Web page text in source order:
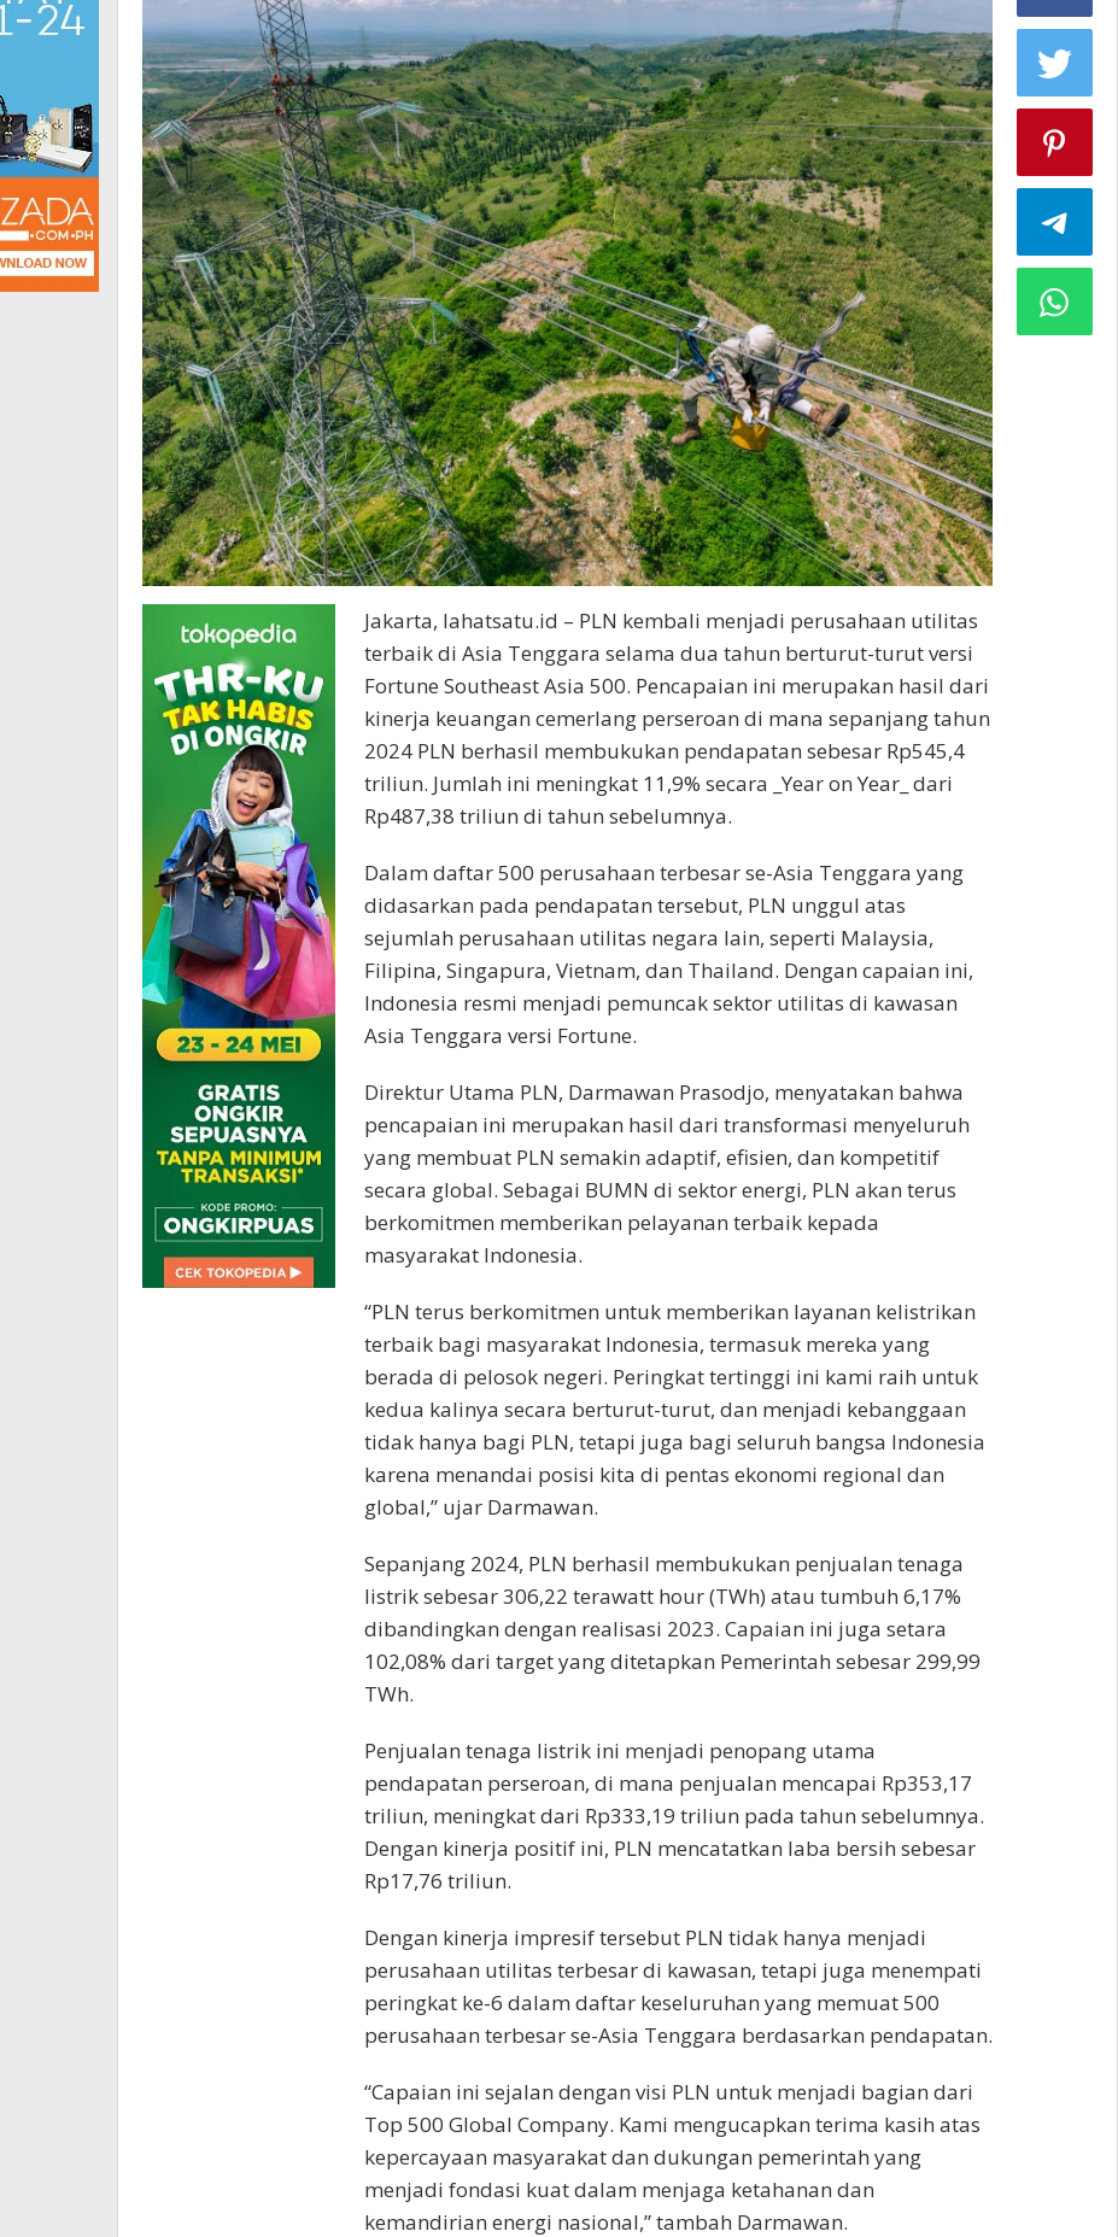
Jakarta, lahatsatu.id – PLN kembali menjadi perusahaan utilitas
terbaik di Asia Tenggara selama dua tahun berturut-turut versi
Fortune Southeast Asia 500. Pencapaian ini merupakan hasil dari
kinerja keuangan cemerlang perseroan di mana sepanjang tahun
2024 PLN berhasil membukukan pendapatan sebesar Rp545,4
triliun. Jumlah ini meningkat 11,9% secara _Year on Year_ dari
Rp487,38 triliun di tahun sebelumnya.
Dalam daftar 500 perusahaan terbesar se-Asia Tenggara yang
didasarkan pada pendapatan tersebut, PLN unggul atas
sejumlah perusahaan utilitas negara lain, seperti Malaysia,
Filipina, Singapura, Vietnam, dan Thailand. Dengan capaian ini,
Indonesia resmi menjadi pemuncak sektor utilitas di kawasan
Asia Tenggara versi Fortune.
Direktur Utama PLN, Darmawan Prasodjo, menyatakan bahwa
pencapaian ini merupakan hasil dari transformasi menyeluruh
yang membuat PLN semakin adaptif, efisien, dan kompetitif
secara global. Sebagai BUMN di sektor energi, PLN akan terus
berkomitmen memberikan pelayanan terbaik kepada
masyarakat Indonesia.
“PLN terus berkomitmen untuk memberikan layanan kelistrikan
terbaik bagi masyarakat Indonesia, termasuk mereka yang
berada di pelosok negeri. Peringkat tertinggi ini kami raih untuk
kedua kalinya secara berturut-turut, dan menjadi kebanggaan
tidak hanya bagi PLN, tetapi juga bagi seluruh bangsa Indonesia
karena menandai posisi kita di pentas ekonomi regional dan
global,” ujar Darmawan.
Sepanjang 2024, PLN berhasil membukukan penjualan tenaga
listrik sebesar 306,22 terawatt hour (TWh) atau tumbuh 6,17%
dibandingkan dengan realisasi 2023. Capaian ini juga setara
102,08% dari target yang ditetapkan Pemerintah sebesar 299,99
TWh.
Penjualan tenaga listrik ini menjadi penopang utama
pendapatan perseroan, di mana penjualan mencapai Rp353,17
triliun, meningkat dari Rp333,19 triliun pada tahun sebelumnya.
Dengan kinerja positif ini, PLN mencatatkan laba bersih sebesar
Rp17,76 triliun.
Dengan kinerja impresif tersebut PLN tidak hanya menjadi
perusahaan utilitas terbesar di kawasan, tetapi juga menempati
peringkat ke-6 dalam daftar keseluruhan yang memuat 500
perusahaan terbesar se-Asia Tenggara berdasarkan pendapatan.
“Capaian ini sejalan dengan visi PLN untuk menjadi bagian dari
Top 500 Global Company. Kami mengucapkan terima kasih atas
kepercayaan masyarakat dan dukungan pemerintah yang
menjadi fondasi kuat dalam menjaga ketahanan dan
kemandirian energi nasional,” tambah Darmawan.